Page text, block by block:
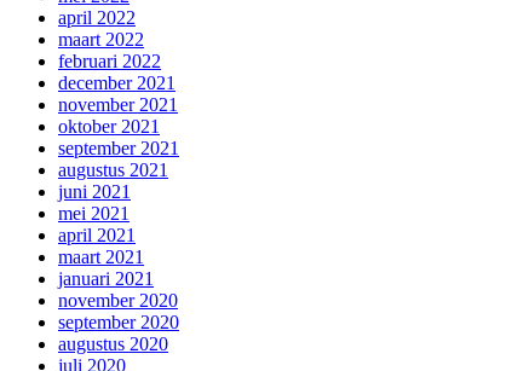
april 2022
maart 2022
februari 2022
december 2021
november 2021
oktober 2021
september 2021
augustus 2021
juni 2021
mei 2021
april 2021
maart 2021
januari 2021
november 2020
september 2020
augustus 2020
juli 2020